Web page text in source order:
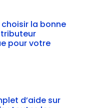
la bonne
pour votre
d’aide sur